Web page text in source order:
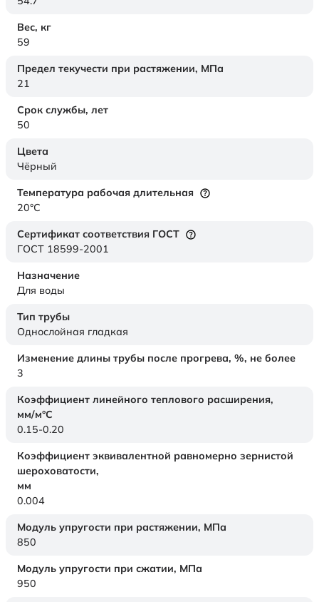
Вес, кг
59
Предел текучести при растяжении, МПа
21
Срок службы, лет
50
Цвета
Чёрный
Температура рабочая длительная
20°C
Сертификат соответствия ГОСТ
ГОСТ 18599-2001
Назначение
Для воды
Тип трубы
Однослойная гладкая
Изменение длины трубы после прогрева, %, не более
3
Коэффициент линейного теплового расширения,
мм/м°С
0.15-0.20
Коэффициент эквивалентной равномерно зернистой
шероховатости,
мм
0.004
Модуль упругости при растяжении, МПа
850
Модуль упругости при сжатии, МПа
950